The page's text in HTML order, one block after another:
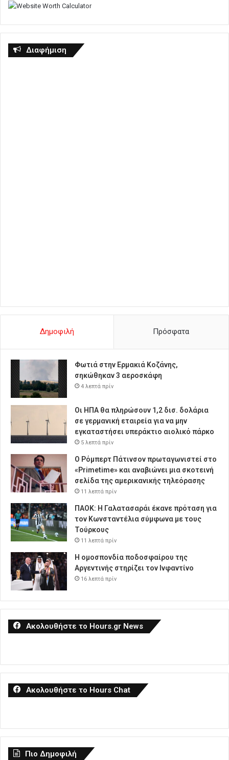
Διαφήμιση
Δημοφιλή Πρόσφατα
Φωτιά στην Ερμακιά Κοζάνης,
σηκώθηκαν 3 αεροσκάφη
4 λεπτά πρίν
Οι ΗΠΑ θα πληρώσουν 1,2 δισ. δολάρια
σε γερμανική εταιρεία για να μην
εγκαταστήσει υπεράκτιο αιολικό πάρκο
5 λεπτά πρίν
Ο Ρόμπερτ Πάτινσον πρωταγωνιστεί στο
«Primetime» και αναβιώνει μια σκοτεινή
σελίδα της αμερικανικής τηλεόρασης
11 λεπτά πρίν
ΠΑΟΚ: Η Γαλατασαράι έκανε πρόταση για
τον Κωνσταντέλια σύμφωνα με τους
Τούρκους
11 λεπτά πρίν
Η ομοσπονδία ποδοσφαίρου της
Αργεντινής στηρίζει τον Ινφαντίνο
16 λεπτά πρίν
Ακολουθήστε το Hours.gr News
Ακολουθήστε το Hours Chat
Πιο Δημοφιλή